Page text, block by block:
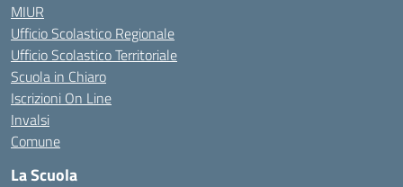
MIUR
Ufficio Scolastico Regionale
Ufficio Scolastico Territoriale
Scuola in Chiaro
Iscrizioni On Line
Invalsi
Comune
La Scuola